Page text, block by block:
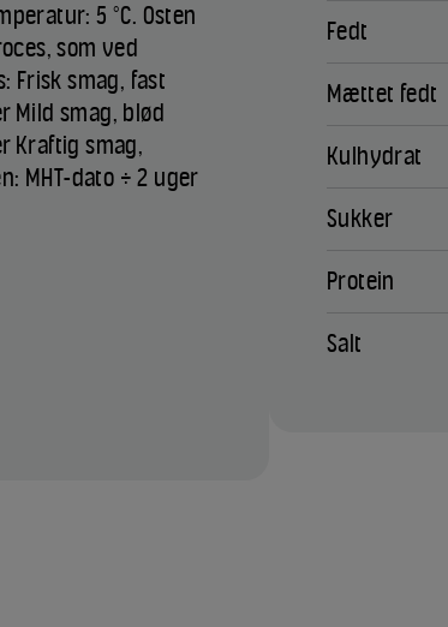
5 °C. Osten
som ved
Frisk smag, fast
Mild smag, blød
Kraftig smag,
MHT-dato ÷ 2 uger
Fedt
Mættet fedt
Kulhydrat
Sukker
Protein
Salt